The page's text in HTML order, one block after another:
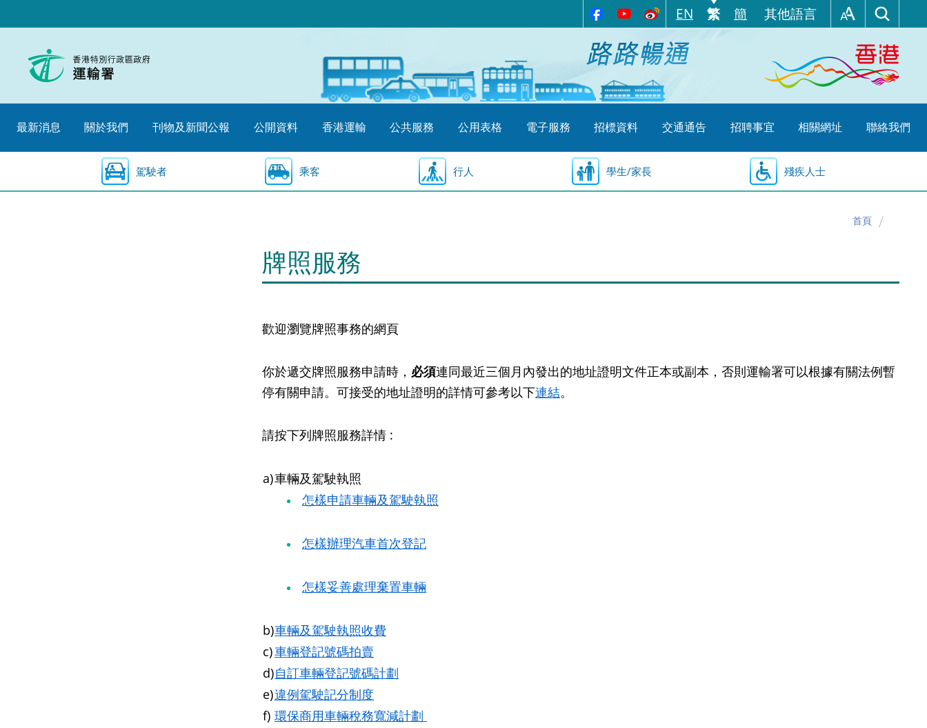
至
始
EN 繁 簡 其他語言
最新消息 關於我們 刊物及新聞公報 公開資料 香港運輸 公共服務 公用表格 電子服務 招標資料 交通通告 招聘事宜 相關網址 聯絡我們
駕駛者 乘客 行人 學生/家長 殘疾人士
首頁
牌照服務
歡迎瀏覽牌照事務的網頁
你於遞交牌照服務申請時， 必須連同最近三個月內發出的地址證明文件正本或副本，否則運輸署可以根據有關法例暫
停有關申請。可接受的地址證明的詳情可參考以下連結。
請按下列牌照服務詳情 :
a)車輛及駕駛執照
怎樣申請車輛及駕駛執照
怎樣辦理汽車首次登記
怎樣妥善處理棄置車輛
b)車輛及駕駛執照收費
c)車輛登記號碼拍賣
d)自訂車輛登記號碼計劃
e)違例駕駛記分制度
f) 環保商用車輛稅務寬減計劃